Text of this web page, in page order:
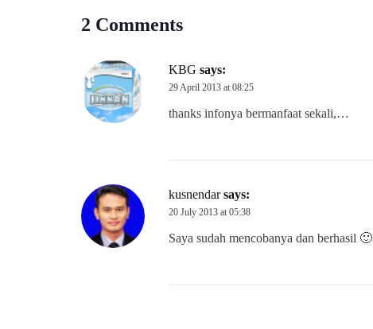
2 Comments
KBG says:
29 April 2013 at 08:25
thanks infonya bermanfaat sekali,…
kusnendar says:
20 July 2013 at 05:38
Saya sudah mencobanya dan berhasil 🙂